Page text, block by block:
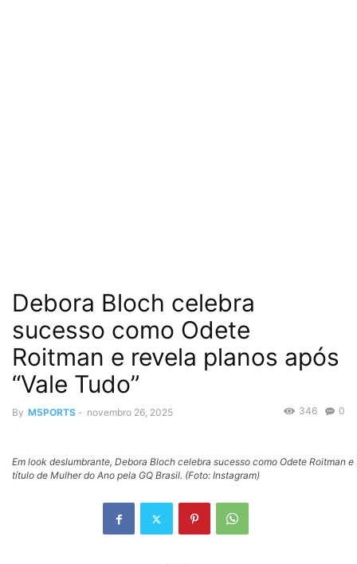
Debora Bloch celebra
sucesso como Odete
Roitman e revela planos após
“Vale Tudo”
By M5PORTS - novembro 26, 2025 0
346
Em look deslumbrante, Debora Bloch celebra sucesso como Odete Roitman e
título de Mulher do Ano pela GQ Brasil. (Foto: Instagram)